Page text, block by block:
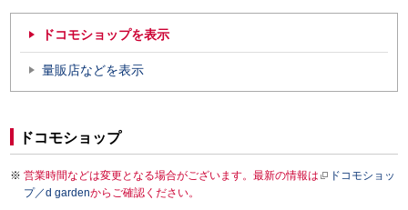
ドコモショップを表示
量販店などを表示
ドコモショップ
営業時間などは変更となる場合がございます。最新の情報は
ドコモショッ
プ／d gardenからご確認ください。